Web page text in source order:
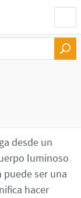
desde un
luminoso
ser una
hacer